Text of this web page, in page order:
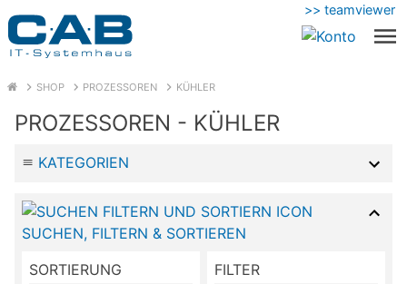
>> teamviewer
SHOP PROZESSOREN KÜHLER
PROZESSOREN - KÜHLER
KATEGORIEN
SUCHEN, FILTERN & SORTIEREN
SORTIERUNG
FILTER